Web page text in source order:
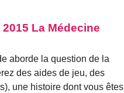
La Médecine
aborde la question de la
des aides de jeu, des
une histoire dont vous êtes